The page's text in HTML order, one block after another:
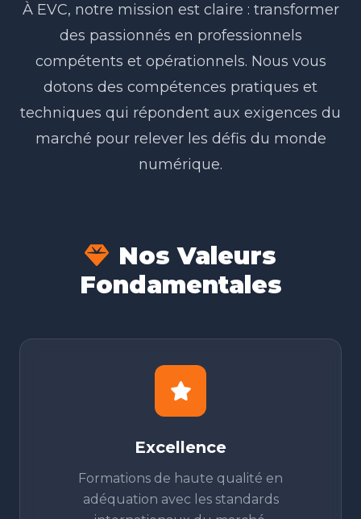
À EVC, notre mission est claire : transformer
des passionnés en professionnels
compétents et opérationnels. Nous vous
dotons des compétences pratiques et
techniques qui répondent aux exigences du
marché pour relever les défis du monde
numérique.
Nos Valeurs
Fondamentales
Excellence
Formations de haute qualité en
adéquation avec les standards